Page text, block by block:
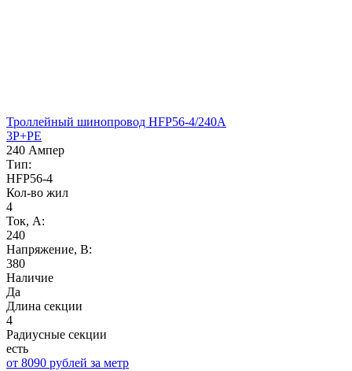
Троллейный шинопровод HFP56-4/240A
3P+PE
240 Ампер
Тип:
HFP56-4
Кол-во жил
4
Ток, А:
240
Напряжение, B:
380
Наличие
Да
Длина секции
4
Радиусные секции
есть
от 8090 рублей за метр